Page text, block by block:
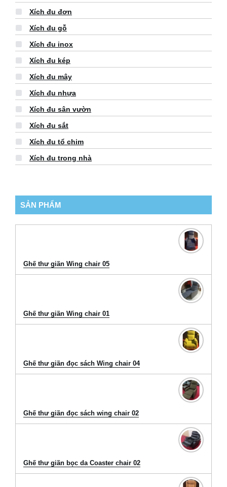
Xích đu đơn
Xích đu gỗ
Xích đu inox
Xích đu kép
Xích đu mây
Xích đu nhựa
Xích đu sân vườn
Xích đu sắt
Xích đu tổ chim
Xích đu trong nhà
SẢN PHẨM
Ghế thư giãn Wing chair 05
Ghế thư giãn Wing chair 01
Ghế thư giãn đọc sách Wing chair 04
Ghế thư giãn đọc sách wing chair 02
Ghế thư giãn bọc da Coaster chair 02